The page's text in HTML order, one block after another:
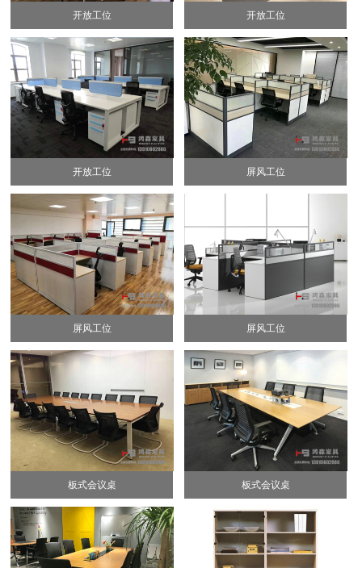
开放工位 开放工位
开放工位 屏风工位
屏风工位 屏风工位
板式会议桌 板式会议桌